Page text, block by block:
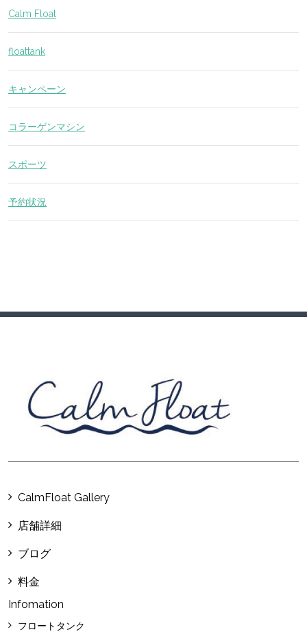
Calm Float
floattank
キャンペーン
コラーゲンマシン
スポーツ
予約状況
CalmFloat Gallery
店舗詳細
ブログ
料金
Infomation
フロートタンク